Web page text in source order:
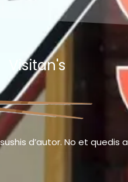
Visitan's
d’autor. No et quedis